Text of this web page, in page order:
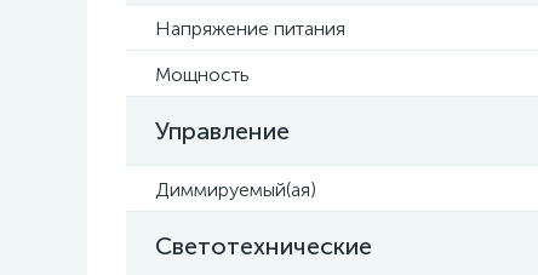
Напряжение питания
Мощность
Управление
Диммируемый(ая)
Светотехнические